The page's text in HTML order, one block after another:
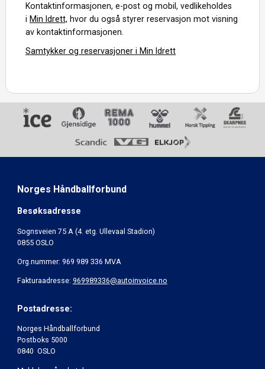
Kontaktinformasjonen, e-post og mobil, vedlikeholdes
i Min Idrett, hvor du også styrer reservasjon mot visning
av kontaktinformasjonen.
Samtykker og reservasjoner i Min Idrett
Norges Håndballforbund
Besøksadresse
Sognsveien 75 A (4. etg. Ullevaal Stadion)
0855 OSLO
Org.nummer: 969 989 336 MVA
Fakturaadresse: 969989336@autoinvoice.no
Postadresse:
Norges Håndballforbund
Postboks 5000
0840 OSLO